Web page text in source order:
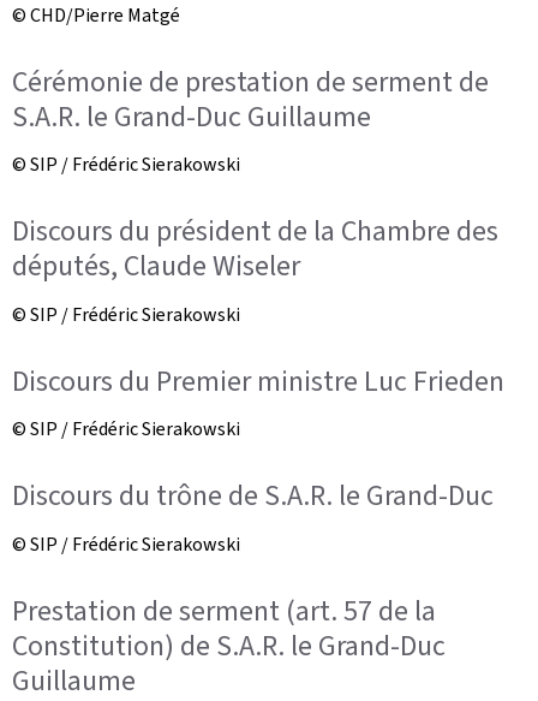
© CHD/Pierre Matgé
Cérémonie de prestation de serment de
S.A.R. le Grand-Duc Guillaume
© SIP / Frédéric Sierakowski
Discours du président de la Chambre des
députés, Claude Wiseler
© SIP / Frédéric Sierakowski
Discours du Premier ministre Luc Frieden
© SIP / Frédéric Sierakowski
Discours du trône de S.A.R. le Grand-Duc
© SIP / Frédéric Sierakowski
Prestation de serment (art. 57 de la
Constitution) de S.A.R. le Grand-Duc
Guillaume